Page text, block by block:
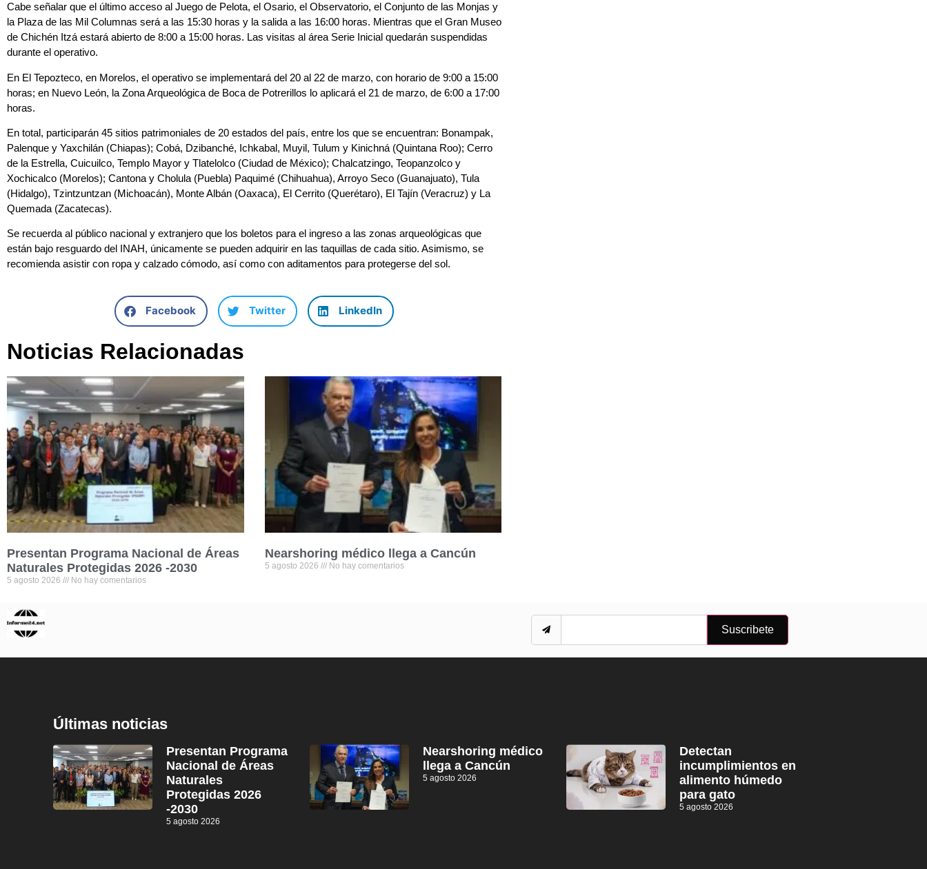
Cabe señalar que el último acceso al Juego de Pelota, el Osario, el Observatorio, el Conjunto de las Monjas y
la Plaza de las Mil Columnas será a las 15:30 horas y la salida a las 16:00 horas. Mientras que el Gran Museo
de Chichén Itzá estará abierto de 8:00 a 15:00 horas. Las visitas al área Serie Inicial quedarán suspendidas
durante el operativo.
En El Tepozteco, en Morelos, el operativo se implementará del 20 al 22 de marzo, con horario de 9:00 a 15:00
horas; en Nuevo León, la Zona Arqueológica de Boca de Potrerillos lo aplicará el 21 de marzo, de 6:00 a 17:00
horas.
En total, participarán 45 sitios patrimoniales de 20 estados del país, entre los que se encuentran: Bonampak,
Palenque y Yaxchilán (Chiapas); Cobá, Dzibanché, Ichkabal, Muyil, Tulum y Kinichná (Quintana Roo); Cerro
de la Estrella, Cuicuilco, Templo Mayor y Tlatelolco (Ciudad de México); Chalcatzingo, Teopanzolco y
Xochicalco (Morelos); Cantona y Cholula (Puebla) Paquimé (Chihuahua), Arroyo Seco (Guanajuato), Tula
(Hidalgo), Tzintzuntzan (Michoacán), Monte Albán (Oaxaca), El Cerrito (Querétaro), El Tajín (Veracruz) y La
Quemada (Zacatecas).
Se recuerda al público nacional y extranjero que los boletos para el ingreso a las zonas arqueológicas que
están bajo resguardo del INAH, únicamente se pueden adquirir en las taquillas de cada sitio. Asimismo, se
recomienda asistir con ropa y calzado cómodo, así como con aditamentos para protegerse del sol.
Facebook Twitter LinkedIn
Noticias Relacionadas
Presentan Programa Nacional de Áreas
Naturales Protegidas 2026 -2030
5 agosto 2026 No hay comentarios
Nearshoring médico llega a Cancún
5 agosto 2026 No hay comentarios
Suscribete
Últimas noticias
Presentan Programa
Nacional de Áreas
Naturales
Protegidas 2026
-2030
5 agosto 2026
Nearshoring médico
llega a Cancún
5 agosto 2026
Detectan
incumplimientos en
alimento húmedo
para gato
5 agosto 2026